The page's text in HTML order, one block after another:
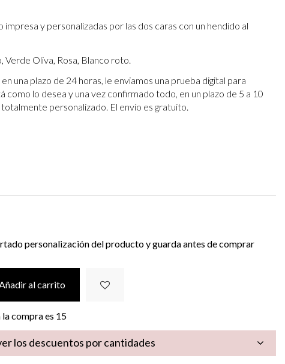
y personalizadas por las dos caras con un hendido al
Oliva, Rosa, Blanco roto.
una plazo de 24 horas, le enviamos una prueba digital para
como lo desea y una vez confirmado todo, en un plazo de 5 a 10
personalizado. El envío es gratuito.
personalización del producto y guarda antes de comprar
al carrito
compra es 15
los descuentos por cantidades